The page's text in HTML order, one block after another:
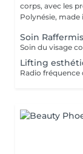
corps, avec les
Polynésie, made
Soin
Lifting